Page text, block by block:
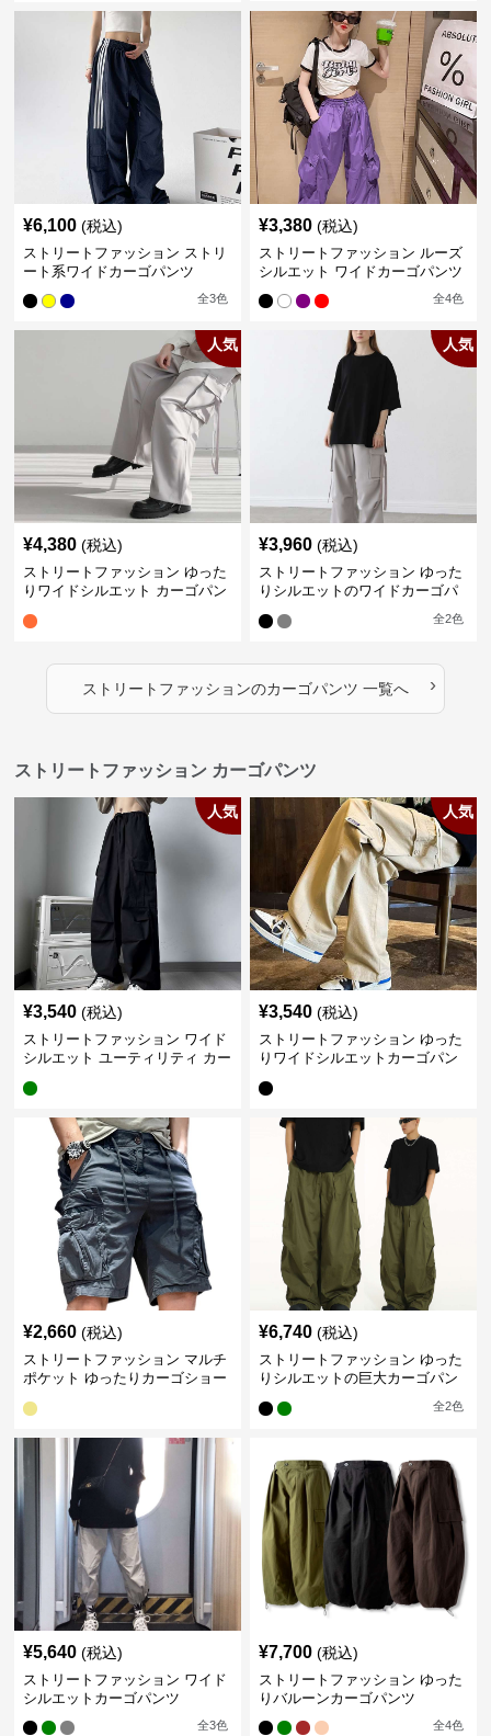
¥6,100 (税込)
ストリートファッション ストリ
ート系ワイドカーゴパンツ
全3色
¥3,380 (税込)
ストリートファッション ルーズ
シルエット ワイドカーゴパンツ
全4色
人気
¥4,380 (税込)
ストリートファッション ゆった
りワイドシルエット カーゴパン
人気
¥3,960 (税込)
ストリートファッション ゆった
りシルエットのワイドカーゴパ
全2色
ストリートファッションのカーゴパンツ 一覧へ ›
ストリートファッション カーゴパンツ
人気
¥3,540 (税込)
ストリートファッション ワイド
シルエット ユーティリティ カー
人気
¥3,540 (税込)
ストリートファッション ゆった
りワイドシルエットカーゴパン
¥2,660 (税込)
ストリートファッション マルチ
ポケット ゆったりカーゴショー
¥6,740 (税込)
ストリートファッション ゆった
りシルエットの巨大カーゴパン
全2色
¥5,640 (税込)
ストリートファッション ワイド
シルエットカーゴパンツ
全3色
¥7,700 (税込)
ストリートファッション ゆった
りバルーンカーゴパンツ
全4色